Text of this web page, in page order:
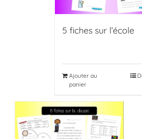
5 fiches sur l’école
Ajouter au
panier